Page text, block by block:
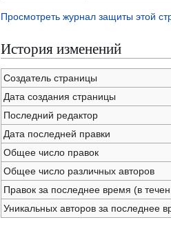
Просмотреть журнал защиты этой
История изменений
Создатель страницы
Дата создания страницы
Последний редактор
Дата последней правки
Общее число правок
Общее число различных авторов
Правок за последнее время (в
Уникальных авторов за последнее